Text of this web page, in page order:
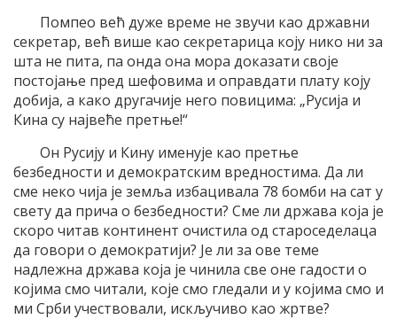
Помпео већ дуже време не звучи као државни
секретар, већ више као секретарица коју нико ни за
шта не пита, па онда она мора доказати своје
постојање пред шефовима и оправдати плату коју
добија, а како другачије него повицима: „Русија и
Кина су највеће претње!“
Он Русију и Кину именује као претње
безбедности и демократским вредностима. Да ли
сме неко чија је земља избацивала 78 бомби на сат у
свету да прича о безбедности? Сме ли држава која је
скоро читав континент очистила од староседелаца
да говори о демократији? Је ли за ове теме
надлежна држава која је чинила све оне гадости о
којима смо читали, које смо гледали и у којима смо и
ми Срби учествовали, искључиво као жртве?